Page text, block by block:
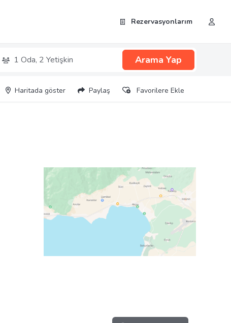
Rezervasyonlarım
1 Oda, 2 Yetişkin Arama Yap
Haritada göster Paylaş Favorilere Ekle